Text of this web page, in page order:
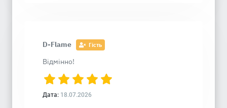
D-Flame Гість
Відмінно!
Дата: 18.07.2026